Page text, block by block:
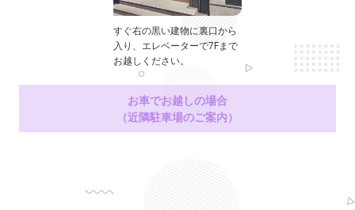
すぐ右の黒い建物に裏口から
入り、エレベーターで7Fまで
お越しください。
お車でお越しの場合
（近隣駐車場のご案内）